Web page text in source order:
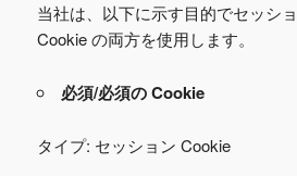
当社は、以下に示す目的でセッシ
Cookie の両方を使用します。
必須/必須の Cookie
タイプ: セッション Cookie